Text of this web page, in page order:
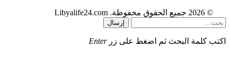
© 2026 جميع الحقوق محفوظة. Libyalife24.com
إرسال
اكتب كلمة البحث ثم اضغط على زر Enter